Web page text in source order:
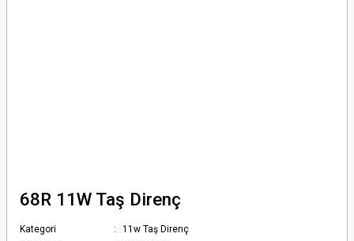
68R 11W Taş Direnç
Kategori
11w Taş Direnç